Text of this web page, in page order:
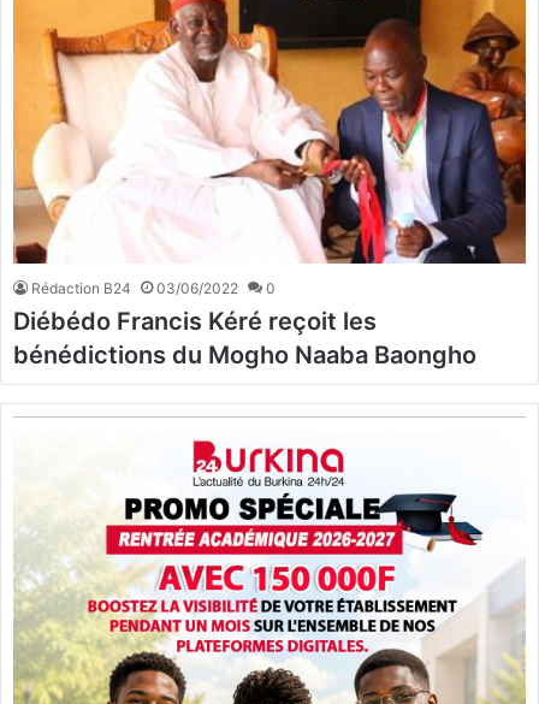
Rédaction B24 03/06/2022 0
Diébédo Francis Kéré reçoit les
bénédictions du Mogho Naaba Baongho